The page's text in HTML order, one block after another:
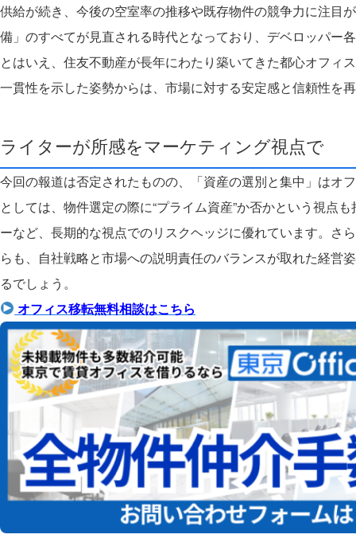
供給が続き、今後の空室率の推移や既存物件の競争力に注目
備」のすべてが見直される時代となっており、デベロッパー
とはいえ、住友不動産が長年にわたり築いてきた都心オフィ
一貫性を示した姿勢からは、市場に対する安定感と信頼性を
ライターが所感をマーケティング視点で
今回の報道は否定されたものの、「資産の選別と集中」はオ
としては、物件選定の際に“プライム資産”か否かという視点
ーなど、長期的な視点でのリスクヘッジに優れています。さ
らも、自社戦略と市場への説明責任のバランスが取れた経営
るでしょう。
オフィス移転無料相談はこちら